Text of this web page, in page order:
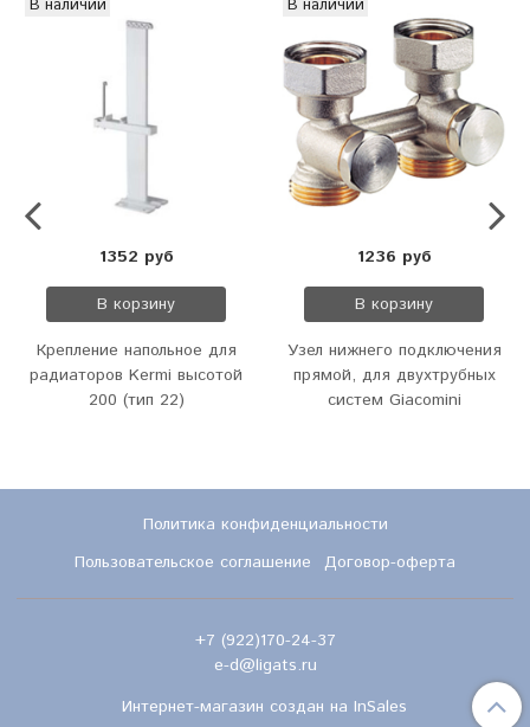
В наличии
1352 руб
В корзину
Крепление напольное для
радиаторов Kermi высотой
200 (тип 22)
В наличии
1236 руб
В корзину
Узел нижнего подключения
прямой, для двухтрубных
систем Giacomini
Политика конфиденциальности
Пользовательское соглашение
Договор-оферта
+7 (922)170-24-37
e-d@ligats.ru
Интернет-магазин создан на InSales